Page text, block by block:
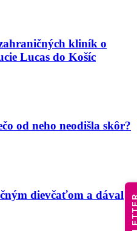
kliník o
Lucas do Košíc
od neho neodišla skôr?
dievčaťom a dával